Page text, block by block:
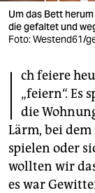
shop
fragen & hilfe
unterstützen
abo
genossenschaft
epaper login
Um das Bett
die gefaltet und
Foto: Westend61/
I ch feiere
„feiern“. Es
die
Lärm, bei
spielen oder
wollten wir
es war